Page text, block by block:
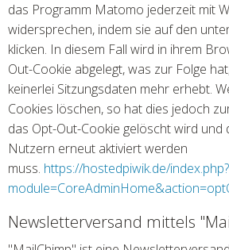
das Programm Matomo jederzeit mit
widersprechen, indem sie auf den
klicken. In diesem Fall wird in ihrem
Out-Cookie abgelegt, was zur Folge
keinerlei Sitzungsdaten mehr erhebt.
Cookies löschen, so hat dies jedoch
das Opt-Out-Cookie gelöscht wird und
Nutzern erneut aktiviert werden
muss. https://hostedpiwik.de/index.php?
Newsletterversand mittels